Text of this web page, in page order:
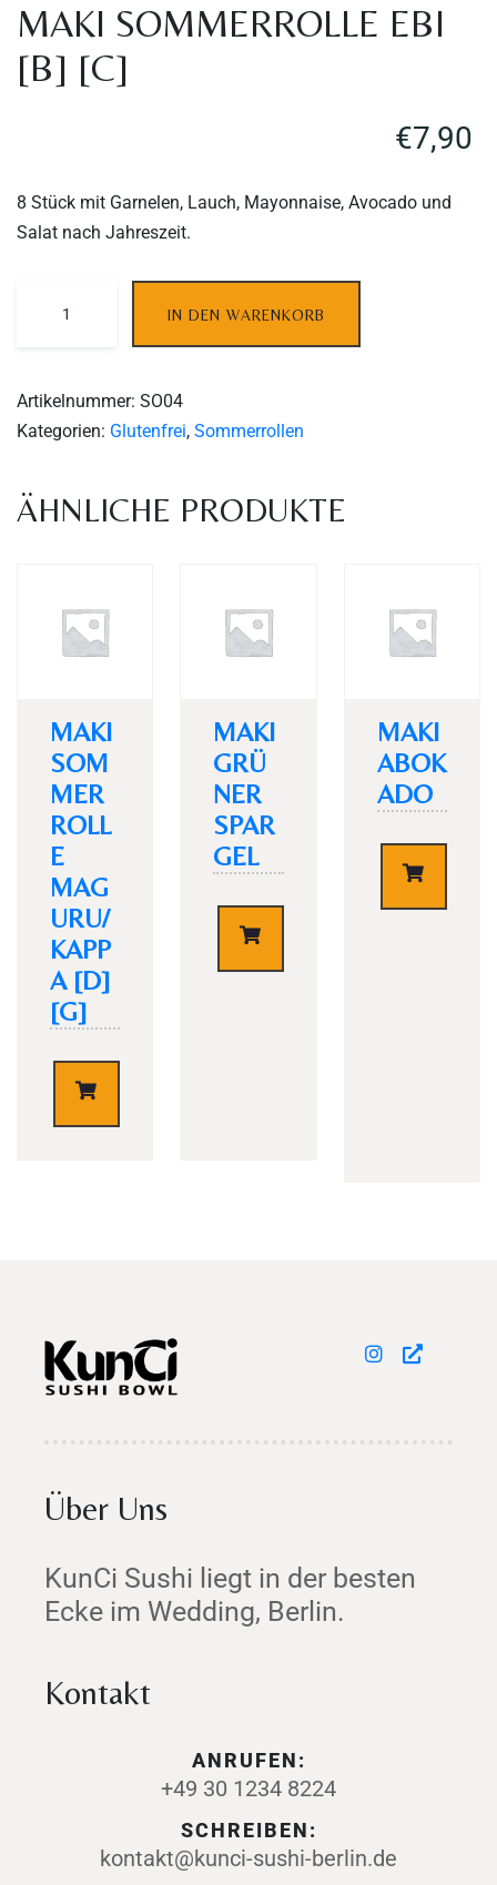
MAKI SOMMERROLLE EBI
[B] [C]
7,90
€
8 Stück mit Garnelen, Lauch, Mayonnaise, Avocado und
Salat nach Jahreszeit.
IN DEN WARENKORB
Artikelnummer: SO04
Kategorien: Glutenfrei, Sommerrollen
ÄHNLICHE PRODUKTE
MAKI
SOM
MER
ROLL
E
MAG
URU/
KAPP
A [D]
[G]
8,50
MAKI
GRÜ
NER
SPAR
GEL
4,50
MAKI
ABOK
ADO
4,30
Über Uns
KunCi Sushi liegt in der besten
Ecke im Wedding, Berlin.
Kontakt
ANRUFEN:
+49 30 1234 8224
SCHREIBEN:
kontakt@kunci-sushi-berlin.de
Table Reservation
Personen
Time